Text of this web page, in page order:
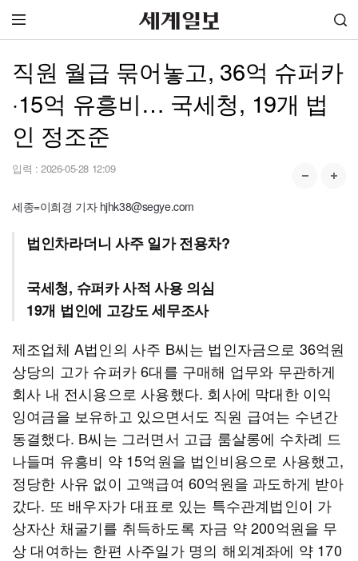
직원 월급 묶어놓고, 36억 슈퍼카
·15억 유흥비… 국세청, 19개 법
인 정조준
입력 : 2026-05-28 12:09
세종=이희경 기자 hjhk38@segye.com
법인차라더니 사주 일가 전용차?
국세청, 슈퍼카 사적 사용 의심
19개 법인에 고강도 세무조사
제조업체 A법인의 사주 B씨는 법인자금으로 36억원
상당의 고가 슈퍼카 6대를 구매해 업무와 무관하게
회사 내 전시용으로 사용했다. 회사에 막대한 이익
잉여금을 보유하고 있으면서도 직원 급여는 수년간
동결했다. B씨는 그러면서 고급 룸살롱에 수차례 드
나들며 유흥비 약 15억원을 법인비용으로 사용했고,
정당한 사유 없이 고액급여 60억원을 과도하게 받아
갔다. 또 배우자가 대표로 있는 특수관계법인이 가
상자산 채굴기를 취득하도록 자금 약 200억원을 무
상 대여하는 한편 사주일가 명의 해외계좌에 약 170